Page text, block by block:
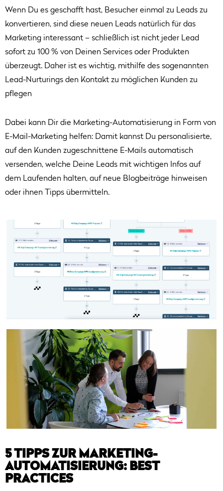
Wenn Du es geschafft hast, Besucher einmal zu Leads zu
konvertieren, sind diese neuen Leads natürlich für das
Marketing interessant – schließlich ist nicht jeder Lead
sofort zu 100 % von Deinen Services oder Produkten
überzeugt. Daher ist es wichtig, mithilfe des sogenannten
Lead-Nurturings den Kontakt zu möglichen Kunden zu
pflegen
Dabei kann Dir die Marketing-Automatisierung in Form von
E-Mail-Marketing helfen: Damit kannst Du personalisierte,
auf den Kunden zugeschnittene E-Mails automatisch
versenden, welche Deine Leads mit wichtigen Infos auf
dem Laufenden halten, auf neue Blogbeiträge hinweisen
oder ihnen Tipps übermitteln.
5 TIPPS ZUR MARKETING-
AUTOMATISIERUNG: BEST
PRACTICES